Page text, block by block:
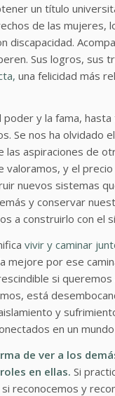
un título
de las mujeres,
Sus logros, sus
una felicidad más
y la fama,
Se nos ha olvidado
aspiraciones de
y el
nuevos sistemas
y conservar
a construirlo con el
vivir y caminar
mejore por ese
si
está
y
en un
de ver a los
en ellas. Si
reconocemos y